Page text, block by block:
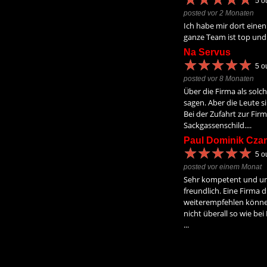
posted vor 2 Monaten
Ich habe mir dort einen
ganze Team ist top
Na Servus
★★★★★
★★★★★ 5
posted vor 8 Monaten
Über die Firma als
sagen. Aber die Leute
Bei der Zufahrt zur
Sackgassenschild....
Paul Dominik
★★★★★
★★★★★ 5
posted vor einem Monat
Sehr kompetent und
freundlich. Eine Firma
weiterempfehlen
nicht überall so wie
...